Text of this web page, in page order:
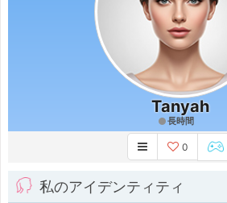
Tanyah
長時間
0
私のアイデンティティ